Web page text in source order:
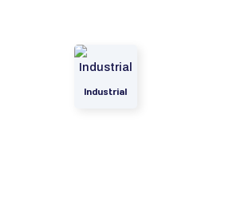
Industrial